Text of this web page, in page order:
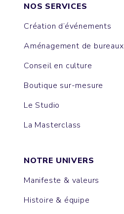
NOS SERVICES
Création d’événements
Aménagement de bureaux
Conseil en culture
Boutique sur-mesure
Le Studio
La Masterclass
NOTRE UNIVERS
Manifeste & valeurs
Histoire & équipe